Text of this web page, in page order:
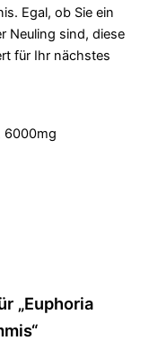
Egal, ob Sie ein
Neuling sind, diese
für Ihr nächstes
6000mg
„Euphoria